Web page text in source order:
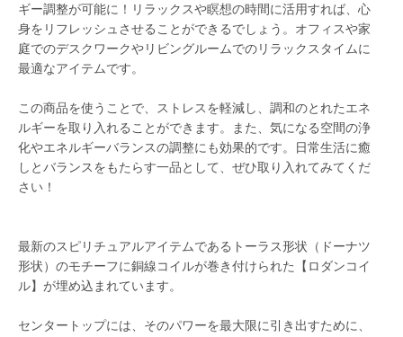
ギー調整が可能に！リラックスや瞑想の時間に活用すれば、心
身をリフレッシュさせることができるでしょう。オフィスや家
庭でのデスクワークやリビングルームでのリラックスタイムに
最適なアイテムです。
この商品を使うことで、ストレスを軽減し、調和のとれたエネ
ルギーを取り入れることができます。また、気になる空間の浄
化やエネルギーバランスの調整にも効果的です。日常生活に癒
しとバランスをもたらす一品として、ぜひ取り入れてみてくだ
さい！
最新のスピリチュアルアイテムであるトーラス形状（ドーナツ
形状）のモチーフに銅線コイルが巻き付けられた【ロダンコイ
ル】が埋め込まれています。
センタートップには、そのパワーを最大限に引き出すために、